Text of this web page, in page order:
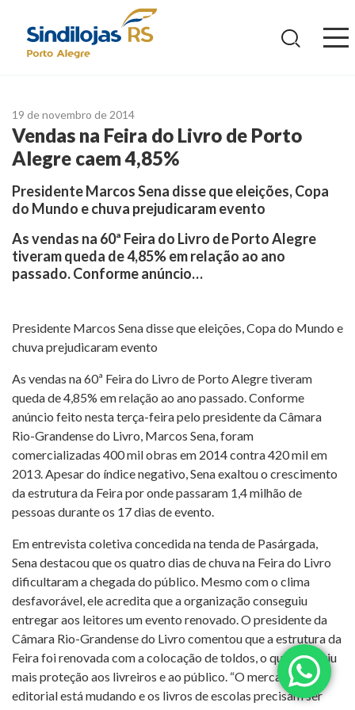
19 de novembro de 2014
Vendas na Feira do Livro de Porto
Alegre caem 4,85%
Presidente Marcos Sena disse que eleições, Copa
do Mundo e chuva prejudicaram evento
As vendas na 60ª Feira do Livro de Porto Alegre
tiveram queda de 4,85% em relação ao ano
passado. Conforme anúncio…
Presidente Marcos Sena disse que eleições, Copa do Mundo e
chuva prejudicaram evento
As vendas na 60ª Feira do Livro de Porto Alegre tiveram
queda de 4,85% em relação ao ano passado. Conforme
anúncio feito nesta terça-feira pelo presidente da Câmara
Rio-Grandense do Livro, Marcos Sena, foram
comercializadas 400 mil obras em 2014 contra 420 mil em
2013. Apesar do índice negativo, Sena exaltou o crescimento
da estrutura da Feira por onde passaram 1,4 milhão de
pessoas durante os 17 dias de evento.
Em entrevista coletiva concedida na tenda de Pasárgada,
Sena destacou que os quatro dias de chuva na Feira do Livro
dificultaram a chegada do público. Mesmo com o clima
desfavorável, ele acredita que a organização conseguiu
entregar aos leitores um evento renovado. O presidente da
Câmara Rio-Grandense do Livro comentou que a estrutura da
Feira foi renovada com a colocação de toldos, o que garantiu
mais proteção aos livreiros e ao público. “O mercado
editorial está mudando e os livros de escolas precisam ser